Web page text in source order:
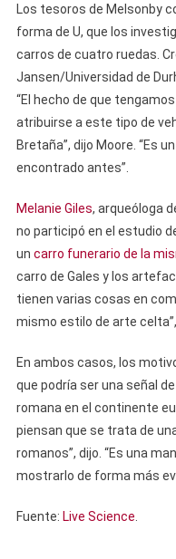
Los tesoros de Melsonby
forma de U, que los
carros de cuatro ruedas.
Jansen/Universidad de
“El hecho de que
atribuirse a este tipo de
Bretaña”, dijo Moore. “Es
encontrado antes”.
Melanie Giles, arqueóloga
no participó en el estudio
un carro funerario de la
carro de Gales y los
tienen varias cosas en
mismo estilo de arte celta”,
En ambos casos, los
que podría ser una señal
romana en el continente
piensan que se trata de
romanos”, dijo. “Es una
mostrarlo de forma más
Fuente: Live Science